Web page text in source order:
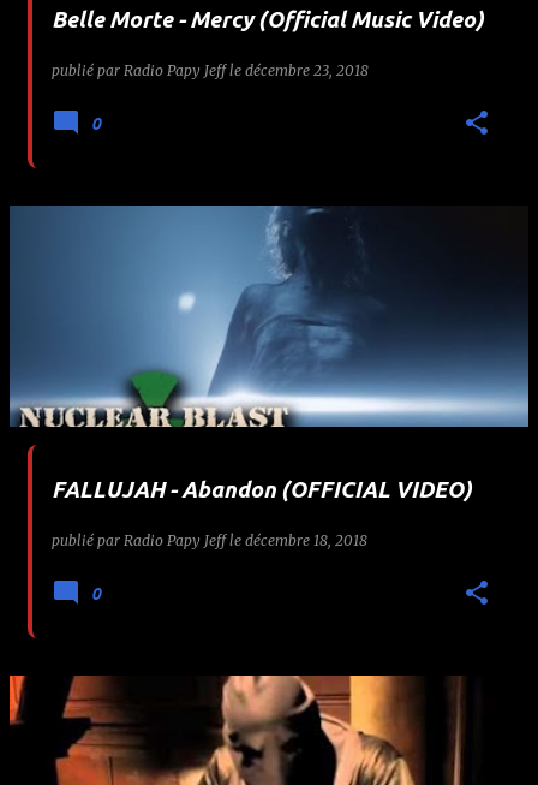
Belle Morte - Mercy (Official Music Video)
publié par Radio Papy Jeff le décembre 23, 2018
0
FALLUJAH - Abandon (OFFICIAL VIDEO)
publié par Radio Papy Jeff le décembre 18, 2018
0